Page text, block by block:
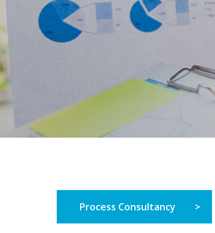
Process Consultancy